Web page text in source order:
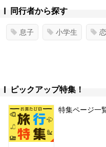
同行者から探す
息子 小学生
ピックアップ特集！
特集ページ一